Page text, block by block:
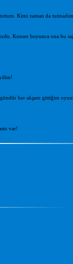
Kimi zaman da
Konser boyunca ona bu
her akşam gittiğim
var!